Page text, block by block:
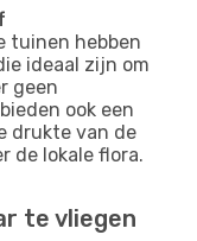
tuinen hebben
ideaal zijn om
geen
ook een
drukte van de
de lokale flora.
te vliegen